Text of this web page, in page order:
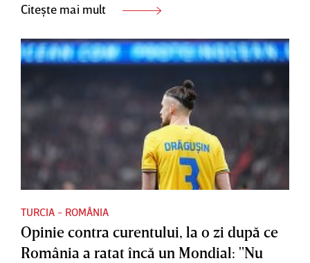
Citește mai mult
TURCIA - ROMÂNIA
Opinie contra curentului, la o zi după ce
România a ratat încă un Mondial: "Nu